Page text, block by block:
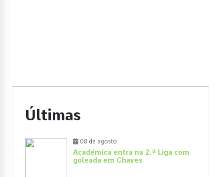
Últimas
08 de agosto
Académica entra na 2.ª Liga com
goleada em Chaves